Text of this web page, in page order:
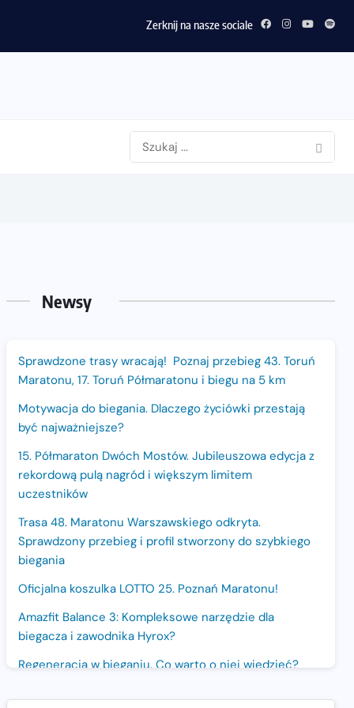
Zerknij na nasze sociale
Newsy
Sprawdzone trasy wracają! Poznaj przebieg 43. Toruń
Maratonu, 17. Toruń Półmaratonu i biegu na 5 km
Motywacja do biegania. Dlaczego życiówki przestają
być najważniejsze?
15. Półmaraton Dwóch Mostów. Jubileuszowa edycja z
rekordową pulą nagród i większym limitem
uczestników
Trasa 48. Maratonu Warszawskiego odkryta.
Sprawdzony przebieg i profil stworzony do szybkiego
biegania
Oficjalna koszulka LOTTO 25. Poznań Maratonu!
Amazfit Balance 3: Kompleksowe narzędzie dla
biegacza i zawodnika Hyrox?
Regeneracja w bieganiu. Co warto o niej wiedzieć?